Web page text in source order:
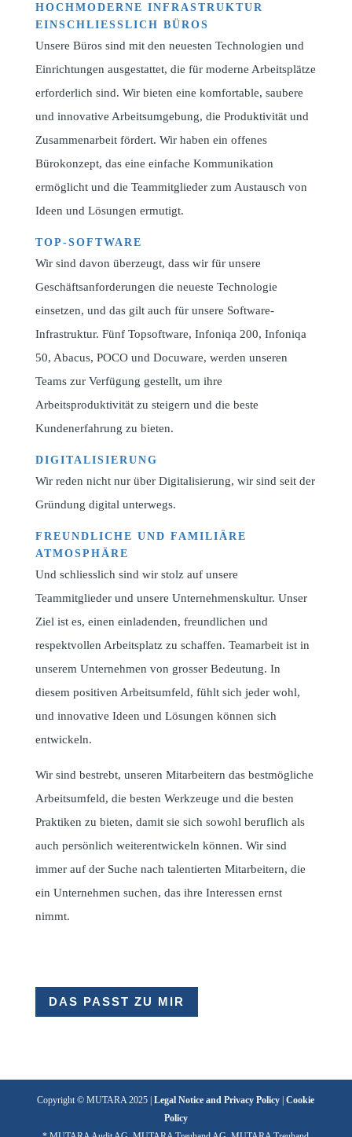
HOCHMODERNE INFRASTRUKTUR
EINSCHLIESSLICH BÜROS
Unsere Büros sind mit den neuesten Technologien und
Einrichtungen ausgestattet, die für moderne Arbeitsplätze
erforderlich sind. Wir bieten eine komfortable, saubere
und innovative Arbeitsumgebung, die Produktivität und
Zusammenarbeit fördert. Wir haben ein offenes
Bürokonzept, das eine einfache Kommunikation
ermöglicht und die Teammitglieder zum Austausch von
Ideen und Lösungen ermutigt.
TOP-SOFTWARE
Wir sind davon überzeugt, dass wir für unsere
Geschäftsanforderungen die neueste Technologie
einsetzen, und das gilt auch für unsere Software-
Infrastruktur. Fünf Topsoftware, Infoniqa 200, Infoniqa
50, Abacus, POCO und Docuware, werden unseren
Teams zur Verfügung gestellt, um ihre
Arbeitsproduktivität zu steigern und die beste
Kundenerfahrung zu bieten.
DIGITALISIERUNG
Wir reden nicht nur über Digitalisierung, wir sind seit der
Gründung digital unterwegs.
FREUNDLICHE UND FAMILIÄRE
ATMOSPHÄRE
Und schliesslich sind wir stolz auf unsere
Teammitglieder und unsere Unternehmenskultur. Unser
Ziel ist es, einen einladenden, freundlichen und
respektvollen Arbeitsplatz zu schaffen. Teamarbeit ist in
unserem Unternehmen von grosser Bedeutung. In
diesem positiven Arbeitsumfeld, fühlt sich jeder wohl,
und innovative Ideen und Lösungen können sich
entwickeln.
Wir sind bestrebt, unseren Mitarbeitern das bestmögliche
Arbeitsumfeld, die besten Werkzeuge und die besten
Praktiken zu bieten, damit sie sich sowohl beruflich als
auch persönlich weiterentwickeln können. Wir sind
immer auf der Suche nach talentierten Mitarbeitern, die
ein Unternehmen suchen, das ihre Interessen ernst
nimmt.
DAS PASST ZU MIR
Copyright © MUTARA 2025 |Legal Notice and Privacy Policy |Cookie
Policy